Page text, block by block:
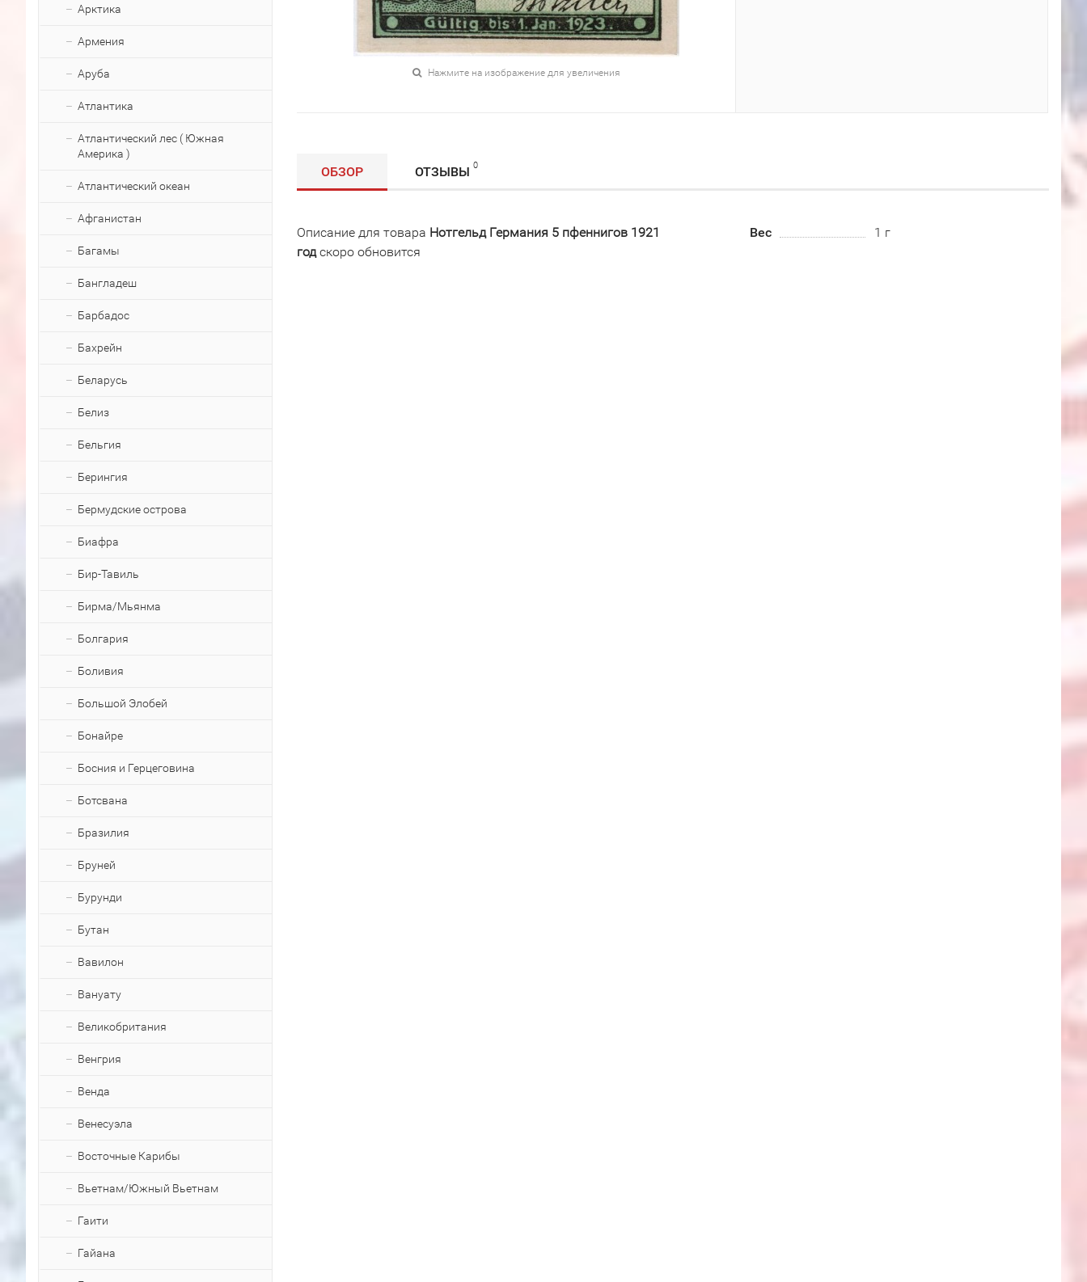
Арктика
Армения
Аруба
Атлантика
Атлантический лес ( Южная
Америка )
Атлантический океан
Афганистан
Багамы
Бангладеш
Барбадос
Бахрейн
Беларусь
Белиз
Бельгия
Берингия
Бермудские острова
Биафра
Бир-Тавиль
Бирма/Мьянма
Болгария
Боливия
Большой Элобей
Бонайре
Босния и Герцеговина
Ботсвана
Бразилия
Бруней
Бурунди
Бутан
Вавилон
Вануату
Великобритания
Венгрия
Венда
Венесуэла
Восточные Карибы
Вьетнам/Южный Вьетнам
Гаити
Гайана
Нажмите на изображение для увеличения
ОБЗОР ОТЗЫВЫ 0
Описание для товара Нотгельд Германия 5 пфеннигов 1921
годскоро обновится
Вес 1 г